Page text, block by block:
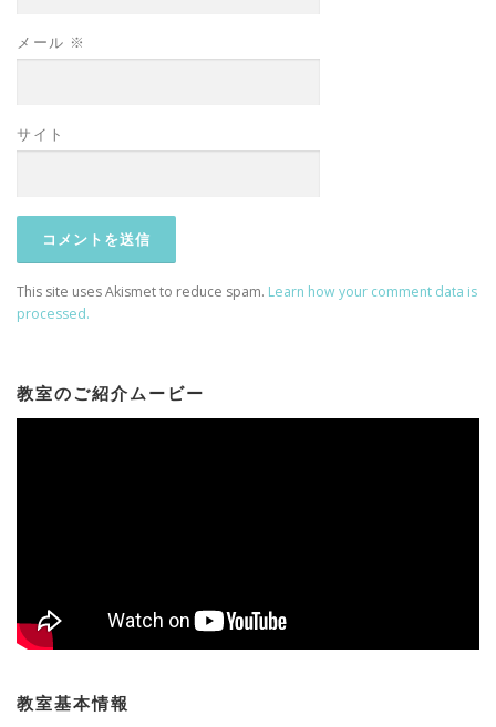
メール ※
サイト
This site uses Akismet to reduce spam. Learn how your comment data is
processed.
教室のご紹介ムービー
教室基本情報